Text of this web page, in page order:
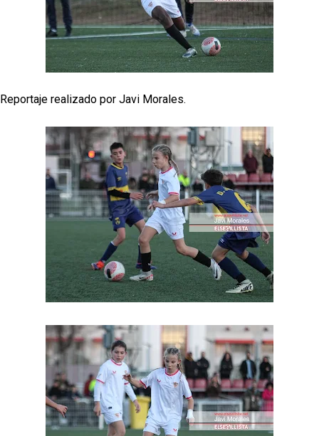
últimas novedades del mercado de La Liga
Vargas y Sow se incorporan al grupo en la sesión
del martes
Patrick Mercado no jugará en el Sevilla FC
Reportaje realizado por Javi Morales.